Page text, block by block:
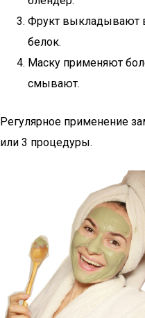
Фрукт выкладывают
белок.
Маску применяют
смывают.
Регулярное применение
или 3 процедуры.